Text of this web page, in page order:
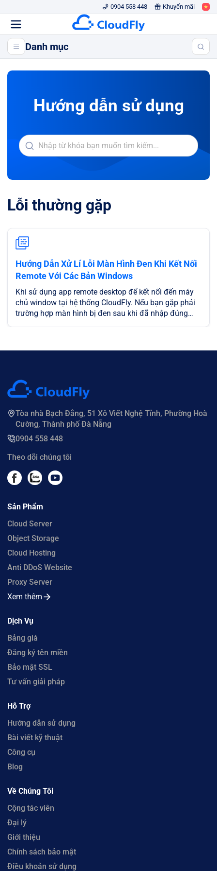
0904 558 448 Khuyến mãi
Danh mục
Hướng dẫn sử dụng
Lỗi thường gặp
Hướng Dẫn Xử Lí Lỗi Màn Hình Đen Khi Kết Nối
Remote Với Các Bản Windows
Khi sử dụng app remote desktop để kết nối đến máy
chủ window tại hệ thống CloudFly. Nếu bạn gặp phải
trường hợp màn hình bị đen sau khi đã nhập đúng
Tòa nhà Bạch Đằng, 51 Xô Viết Nghệ Tĩnh, Phường Hoà
Cường, Thành phố Đà Nẵng
0904 558 448
Theo dõi chúng tôi
Sản Phẩm
Cloud Server
Object Storage
Cloud Hosting
Anti DDoS Website
Proxy Server
Xem thêm
Dịch Vụ
Bảng giá
Đăng ký tên miền
Bảo mật SSL
Tư vấn giải pháp
Hỗ Trợ
Hướng dẫn sử dụng
Bài viết kỹ thuật
Công cụ
Blog
Về Chúng Tôi
Cộng tác viên
Đại lý
Giới thiệu
Chính sách bảo mật
Điều khoản sử dụng